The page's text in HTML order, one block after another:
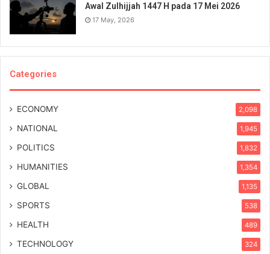
Awal Zulhijjah 1447 H pada 17 Mei 2026
17 May, 2026
Categories
ECONOMY 2,098
NATIONAL 1,945
POLITICS 1,832
HUMANITIES 1,354
GLOBAL 1,135
SPORTS 538
HEALTH 489
TECHNOLOGY 324